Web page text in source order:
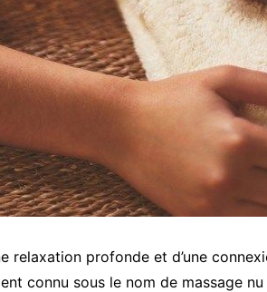
relaxation profonde et d’une
connu sous le nom de massage